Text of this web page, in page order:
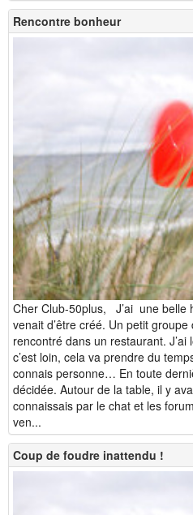
Rencontre bonheur
Cher Club-50plus, J’ai une belle
venait d’être créé. Un petit
rencontré dans un restaurant.
c’est loin, cela va prendre du
connais personne… En toute
décidée. Autour de la table, il y
connaissais par le chat et les
ven...
Coup de foudre inattendu !